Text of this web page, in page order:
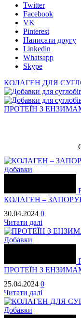
Twitter
Facebook
VK
Pinterest
Написати другу
Linkedin
Whatsapp
Skype
КОЛАГЕН ДЛЯ
ПРОТЕЇН З
Добавки
КОЛАГЕН –
30.04.2024 0
Читати далі
Добавки
ПРОТЕЇН З
25.04.2024 0
Читати далі
Добавки